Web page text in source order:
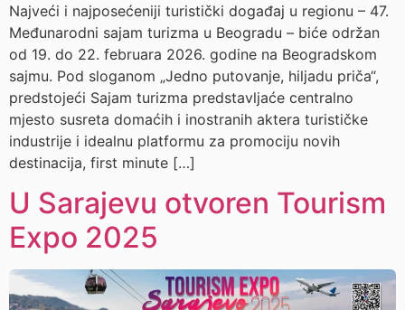
Najveći i najposećeniji turistički događaj u regionu – 47.
Međunarodni sajam turizma u Beogradu – biće održan
od 19. do 22. februara 2026. godine na Beogradskom
sajmu. Pod sloganom „Jedno putovanje, hiljadu priča“,
predstojeći Sajam turizma predstavljaće centralno
mjesto susreta domaćih i inostranih aktera turističke
industrije i idealnu platformu za promociju novih
destinacija, first minute […]
U Sarajevu otvoren Tourism
Expo 2025